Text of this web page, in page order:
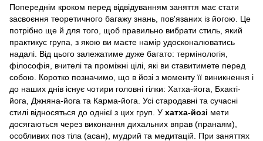
Попереднім кроком перед відвідуванням заняття має стати
засвоєння теоретичного багажу знань, пов'язаних із йогою. Це
потрібно ще й для того, щоб правильно вибрати стиль, який
практикує група, з якою ви маєте намір удосконалюватись
надалі. Від цього залежатиме дуже багато: термінологія,
філософія, вчителі та проміжні цілі, які ви ставитимете перед
собою. Коротко позначимо, що в йозі з моменту її виникнення і
до наших днів існує чотири головні гілки: Хатха-йога, Бхакті-
йога, Джняна-йога та Карма-йога. Усі стародавні та сучасні
стилі відносяться до однієї з цих груп. У хатха-йозі мети
досягаються через виконання дихальних вправ (пранаям),
особливих поз тіла (асан), мудрий та медитацій. При заняттях